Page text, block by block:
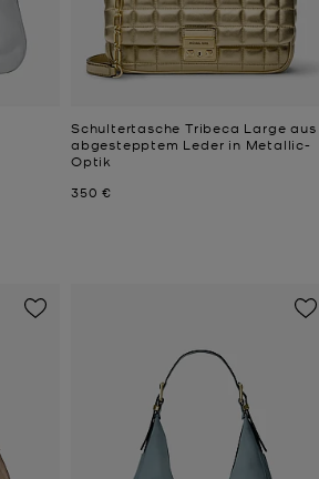
Schultertasche Tribeca Large aus
abgestepptem Leder in Metallic-
Optik
Jetzt
350 €